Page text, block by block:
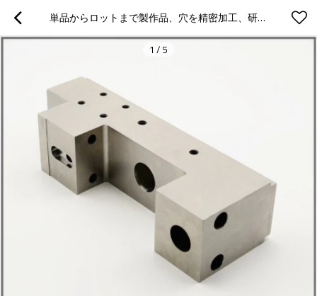
単品からロットまで製作品、穴を精密加工、研磨バフ処理など高品質部品
1 / 5